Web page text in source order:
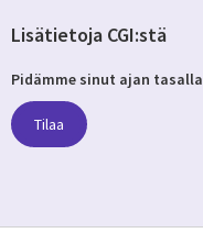
Lisätietoja CGI:stä
Pidämme sinut ajan tasalla
Tilaa